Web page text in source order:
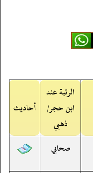
الرتبة عند
ابن حجر/
ذهبي
أحاديث
صحابي